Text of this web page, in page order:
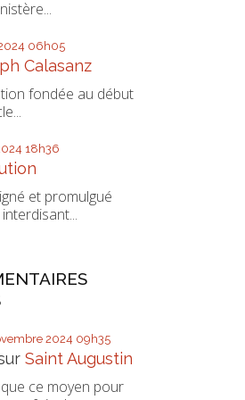
06h05
Calasanz
fondée au début
18h36
et promulgué
2024 09h35
Saint Augustin
ce moyen pour